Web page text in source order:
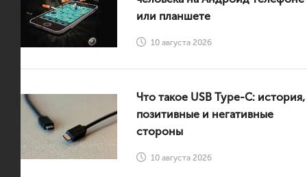
или планшете
10 августа 2026
Что такое USB Type-C: история,
позитивные и негативные
стороны
10 августа 2026